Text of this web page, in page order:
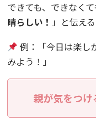
できても、できなく
晴らしい！ 」と伝える
例：「今日は楽し
みよう！」
親が気をつけ